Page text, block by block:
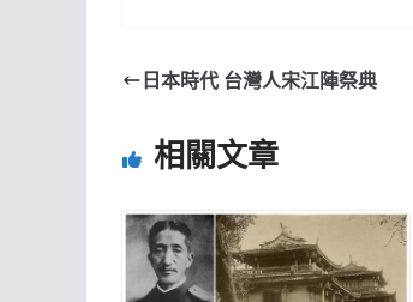
日本時代 台灣人宋江陣祭典
相關文章